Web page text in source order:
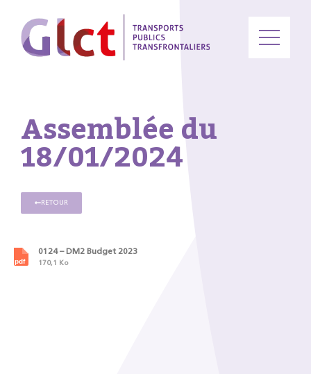
Assemblée du
18/01/2024
RETOUR
0124 – DM2 Budget 2023
170,1 Ko